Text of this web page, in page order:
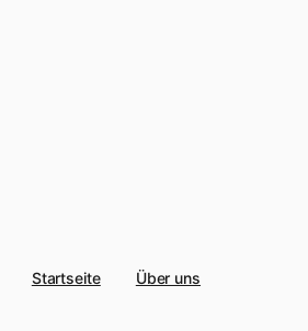
Startseite Über uns